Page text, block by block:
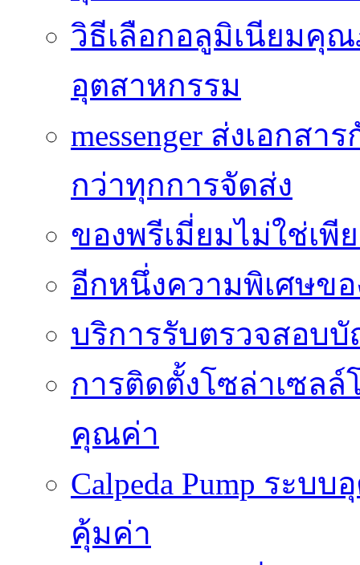
วิธีเลือกอลูมิเนียมคุ
อุตสาหกรรม
messenger ส่งเอกส
กว่าทุกการจัดส่ง
ของพรีเมี่ยมไม่ใช่เพี
อีกหนึ่งความพิเศษข
บริการรับตรวจสอบ
การติดตั้งโซล่าเซลล์
คุณค่า
Calpeda Pump ระบ
คุ้มค่า